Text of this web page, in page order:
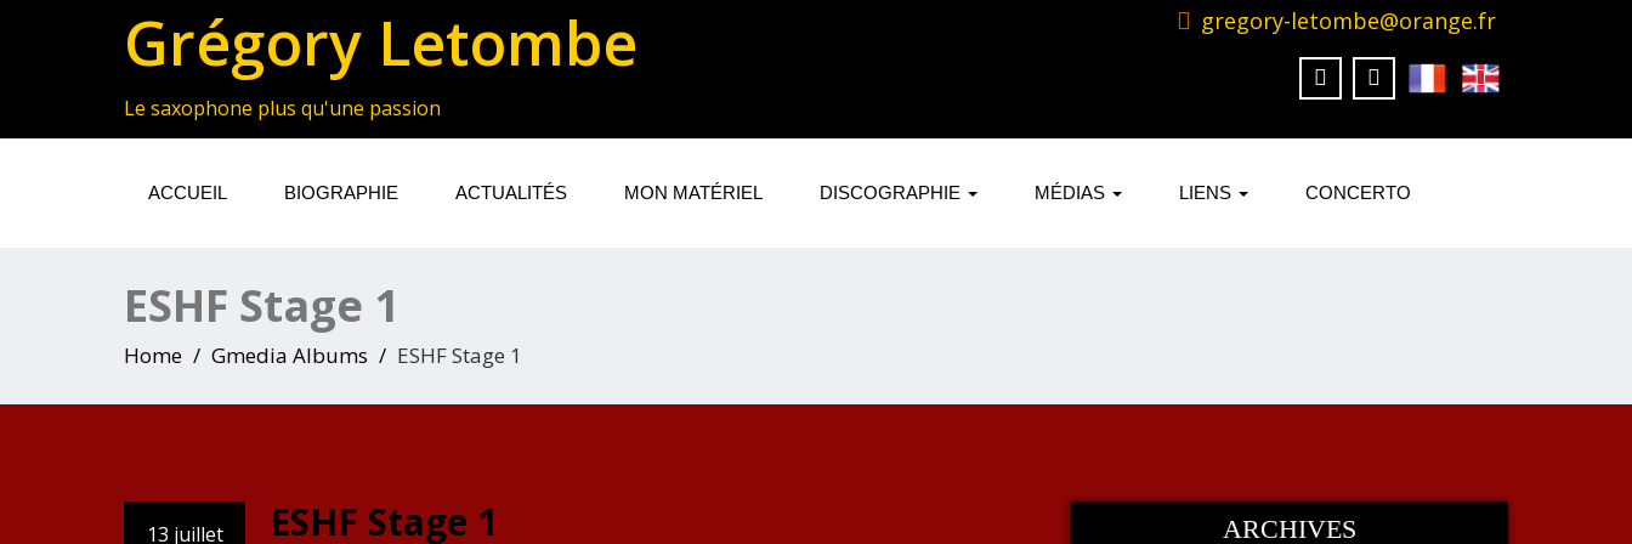
Grégory Letombe
Le saxophone plus qu'une passion
gregory-letombe@orange.fr
ACCUEIL BIOGRAPHIE ACTUALITÉS MON MATÉRIEL DISCOGRAPHIE MÉDIAS LIENS CONCERTO
ESHF Stage 1
Home Gmedia Albums ESHF Stage 1
13 juillet ESHF Stage 1 ARCHIVES